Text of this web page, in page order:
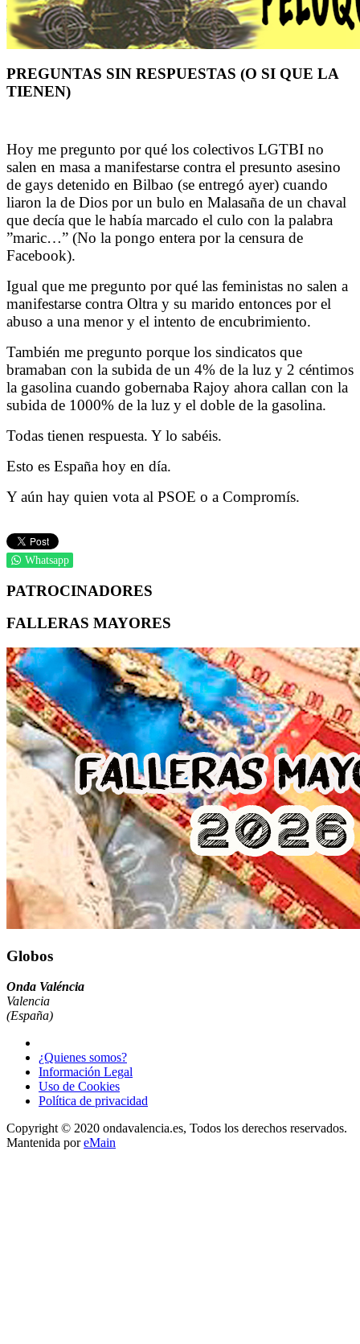
PREGUNTAS SIN RESPUESTAS (O SI QUE LA
TIENEN)
Hoy me pregunto por qué los colectivos LGTBI no
salen en masa a manifestarse contra el presunto asesino
de gays detenido en Bilbao (se entregó ayer) cuando
liaron la de Dios por un bulo en Malasaña de un chaval
que decía que le había marcado el culo con la palabra
”maric…” (No la pongo entera por la censura de
Facebook).
Igual que me pregunto por qué las feministas no salen a
manifestarse contra Oltra y su marido entonces por el
abuso a una menor y el intento de encubrimiento.
También me pregunto porque los sindicatos que
bramaban con la subida de un 4% de la luz y 2 céntimos
la gasolina cuando gobernaba Rajoy ahora callan con la
subida de 1000% de la luz y el doble de la gasolina.
Todas tienen respuesta. Y lo sabéis.
Esto es España hoy en día.
Y aún hay quien vota al PSOE o a Compromís.
Whatsapp
PATROCINADORES
FALLERAS MAYORES
Globos
Onda Valéncia
Valencia
(España)
¿Quienes somos?
Información Legal
Uso de Cookies
Política de privacidad
Copyright © 2020 ondavalencia.es, Todos los derechos reservados.
Mantenida poreMain